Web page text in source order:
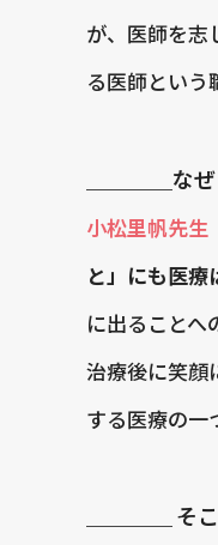
が、医師を志
る医師という
＿＿＿＿な
小松里帆先生
と」にも医療
に出ることへ
治療後に笑顔
する医療の一
＿＿＿＿ そ